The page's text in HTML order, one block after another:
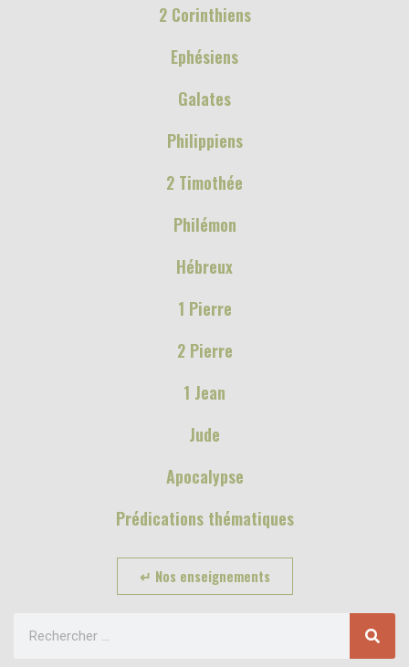
2 Corinthiens
Ephésiens
Galates
Philippiens
2 Timothée
Philémon
Hébreux
1 Pierre
2 Pierre
1 Jean
Jude
Apocalypse
Prédications thématiques
↵ Nos enseignements